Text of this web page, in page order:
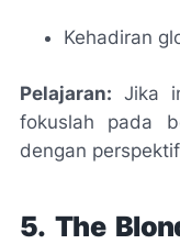
Kehadiran
Pelajaran: Jika
fokuslah pada
dengan
5. The